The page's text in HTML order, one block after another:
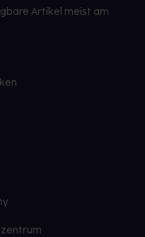
Artikel meist am